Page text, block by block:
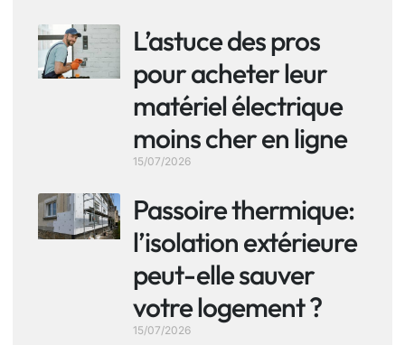
L’astuce des pros
pour acheter leur
matériel électrique
moins cher en ligne
15/07/2026
Passoire thermique:
l’isolation extérieure
peut-elle sauver
votre logement ?
15/07/2026